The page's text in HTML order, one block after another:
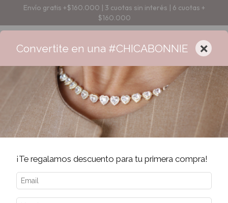
Envío gratis +$160.000 | 3 cuotas sin interés | 6 cuotas +
$160.000
Convertite en una #CHICABONNIE ×
¡Te regalamos descuento para tu primera compra!